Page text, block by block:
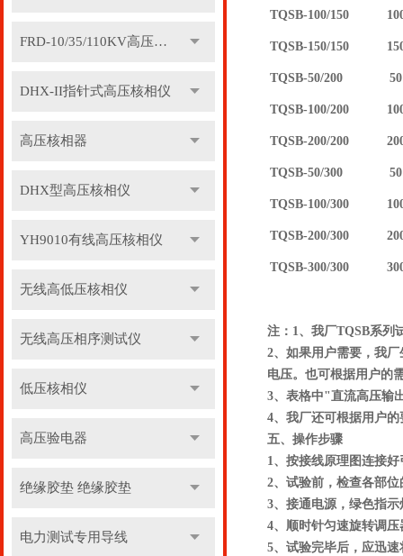
FRD-10/35/110KV高压语音核相器
DHX-II指针式高压核相仪
高压核相器
DHX型高压核相仪
YH9010有线高压核相仪
无线高低压核相仪
无线高压相序测试仪
低压核相仪
高压验电器
绝缘胶垫 绝缘胶垫
电力测试专用导线
TQSB-100/150
TQSB-150/150
TQSB-50/200 50
TQSB-100/200
TQSB-200/200
TQSB-50/300 50
TQSB-100/300
TQSB-200/300
TQSB-300/300
注：1、我厂TQSB系列
2、如果用户需要，我
电压。也可根据用户的
3、表格中"直流高压输
4、我厂还可根据用户
五、操作步骤
1、按接线原理图连接
2、试验前，检查各部
3、接通电源，绿色指
4、顺时针匀速旋转调
5、试验完毕后，应迅